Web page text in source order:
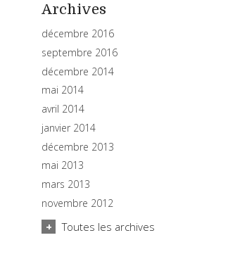
Archives
décembre 2016
septembre 2016
décembre 2014
mai 2014
avril 2014
janvier 2014
décembre 2013
mai 2013
mars 2013
novembre 2012
Toutes les archives